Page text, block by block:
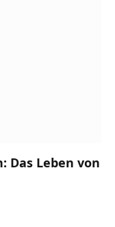
Das Leben von